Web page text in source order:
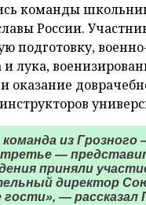
команды
России.
подготовку,
лука,
оказание
команда из
третье —
приняли
директор
— рассказал